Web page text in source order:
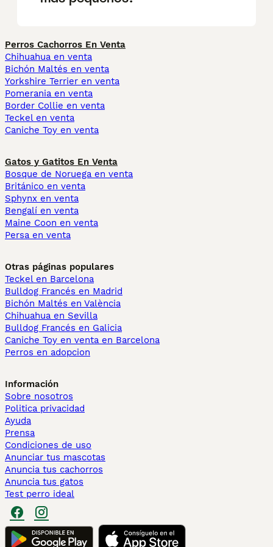
Perros Cachorros En Venta
Chihuahua en venta
Bichón Maltés en venta
Yorkshire Terrier en venta
Pomerania en venta
Border Collie en venta
Teckel en venta
Caniche Toy en venta
Gatos y Gatitos En Venta
Bosque de Noruega en venta
Británico en venta
Sphynx en venta
Bengalí en venta
Maine Coon en venta
Persa en venta
Otras páginas populares
Teckel en Barcelona
Bulldog Francés en Madrid
Bichón Maltés en València
Chihuahua en Sevilla
Bulldog Francés en Galicia
Caniche Toy en venta en Barcelona
Perros en adopcion
Información
Sobre nosotros
Politica privacidad
Ayuda
Prensa
Condiciones de uso
Anunciar tus mascotas
Anuncia tus cachorros
Anuncia tus gatos
Test perro ideal